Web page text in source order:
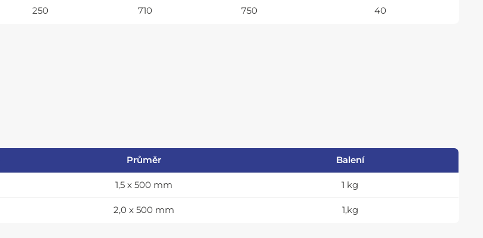
250 710 750 40
Průměr Balení
1,5 x 500 mm 1 kg
2,0 x 500 mm 1,kg